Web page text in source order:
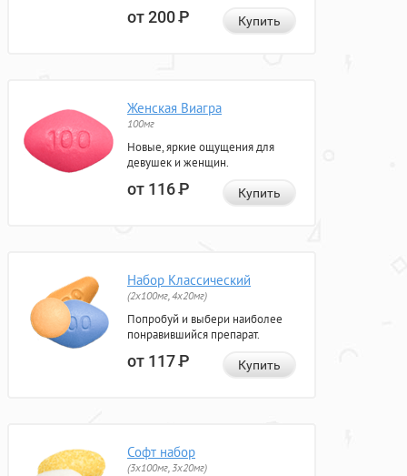
от 200Р Купить
Женская Виагра
100мг
Новые, яркие ощущения для
девушек и женщин.
от 116Р Купить
Набор Классический
(2x100мг, 4x20мг)
Попробуй и выбери наиболее
понравившийся препарат.
от 117Р Купить
Софт набор
(3x100мг, 3x20мг)